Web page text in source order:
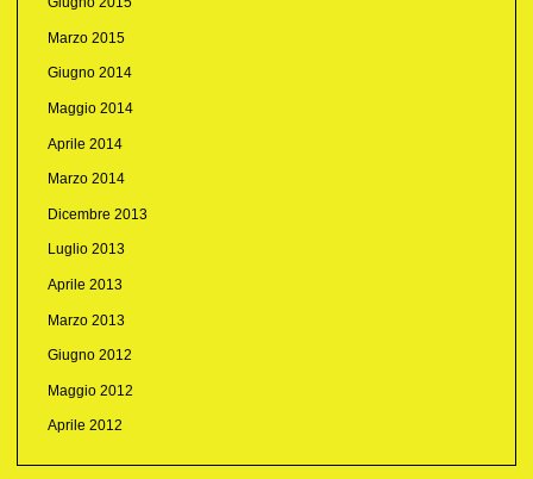
Marzo 2015
Giugno 2014
Maggio 2014
Aprile 2014
Marzo 2014
Dicembre 2013
Luglio 2013
Aprile 2013
Marzo 2013
Giugno 2012
Maggio 2012
Aprile 2012